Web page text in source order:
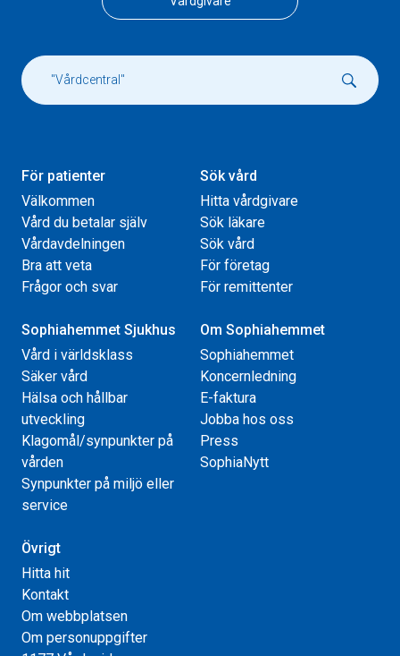
För patienter
Välkommen
Vård du betalar själv
Vårdavdelningen
Bra att veta
Frågor och svar
Sök vård
Hitta vårdgivare
Sök läkare
Sök vård
För företag
För remittenter
Sophiahemmet Sjukhus
Vård i världsklass
Säker vård
Hälsa och hållbar
utveckling
Klagomål/synpunkter på
vården
Synpunkter på miljö eller
service
Om Sophiahemmet
Sophiahemmet
Koncernledning
E-faktura
Jobba hos oss
Press
SophiaNytt
Övrigt
Hitta hit
Kontakt
Om webbplatsen
Om personuppgifter